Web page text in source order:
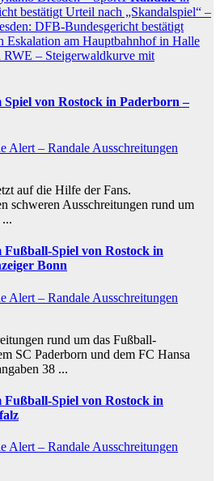
bestätigt Urteil nach „Skandalspiel“ –
DFB-Bundesgericht bestätigt
Eskalation am Hauptbahnhof in Halle
RWE – Steigerwaldkurve mit
Spiel von Rostock in Paderborn –
Alert – Randale Ausschreitungen
auf die Hilfe der Fans.
schweren Ausschreitungen rund um
Fußball-Spiel von Rostock in
Bonn
Alert – Randale Ausschreitungen
rund um das Fußball-
SC Paderborn und dem FC Hansa
38 ...
Fußball-Spiel von Rostock in
Alert – Randale Ausschreitungen